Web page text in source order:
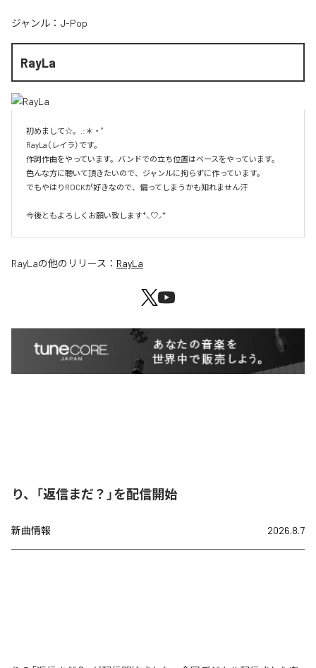
ジャンル： J-Pop
RayLa
初めまして☆。.:＊・゜
RayLa（レイラ）です。
作詞作曲をやっています。バンドでの立ち位置はベースをやっています。
色んな方に聴いて頂きたいので、ジャンルに拘らずに作っています。
でもやはりROCKが好きなので、偏ってしまうかも知れません汗
今後ともよろしくお願い致します*⸜♡⸝*
RayLaの他のリリース： RayLa
り、「返信まだ？」を配信開始
新曲情報 2026.8.7